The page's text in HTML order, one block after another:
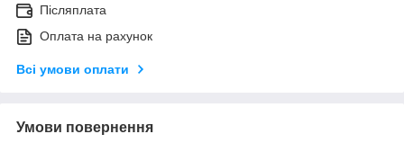
Післяплата
Оплата на рахунок
Всі умови оплати
Умови повернення